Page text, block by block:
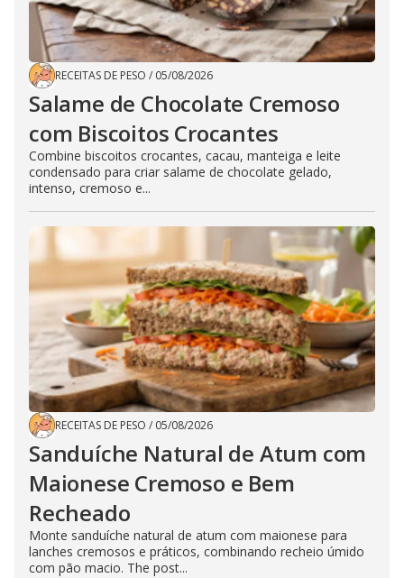
RECEITAS DE PESO / 05/08/2026
Salame de Chocolate Cremoso
com Biscoitos Crocantes
Combine biscoitos crocantes, cacau, manteiga e leite
condensado para criar salame de chocolate gelado,
intenso, cremoso e...
RECEITAS DE PESO / 05/08/2026
Sanduíche Natural de Atum com
Maionese Cremoso e Bem
Recheado
Monte sanduíche natural de atum com maionese para
lanches cremosos e práticos, combinando recheio úmido
com pão macio. The post...